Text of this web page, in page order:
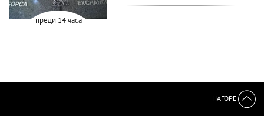
преди 14 часа
НАГОРЕ